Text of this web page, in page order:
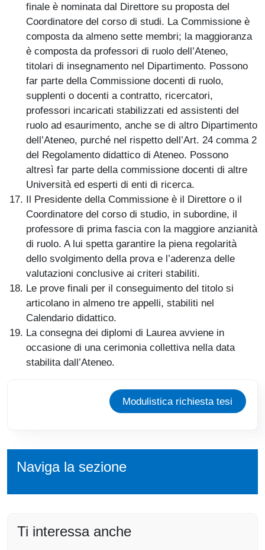
finale è nominata dal Direttore su proposta del
Coordinatore del corso di studi. La Commissione è
composta da almeno sette membri; la maggioranza
è composta da professori di ruolo dell’Ateneo,
titolari di insegnamento nel Dipartimento. Possono
far parte della Commissione docenti di ruolo,
supplenti o docenti a contratto, ricercatori,
professori incaricati stabilizzati ed assistenti del
ruolo ad esaurimento, anche se di altro Dipartimento
dell’Ateneo, purché nel rispetto dell’Art. 24 comma 2
del Regolamento didattico di Ateneo. Possono
altresì far parte della commissione docenti di altre
Università ed esperti di enti di ricerca.
Il Presidente della Commissione è il Direttore o il
Coordinatore del corso di studio, in subordine, il
professore di prima fascia con la maggiore anzianità
di ruolo. A lui spetta garantire la piena regolarità
dello svolgimento della prova e l’aderenza delle
valutazioni conclusive ai criteri stabiliti.
Le prove finali per il conseguimento del titolo si
articolano in almeno tre appelli, stabiliti nel
Calendario didattico.
La consegna dei diplomi di Laurea avviene in
occasione di una cerimonia collettiva nella data
stabilita dall’Ateneo.
Modulistica richiesta tesi
Naviga la sezione
Ti interessa anche